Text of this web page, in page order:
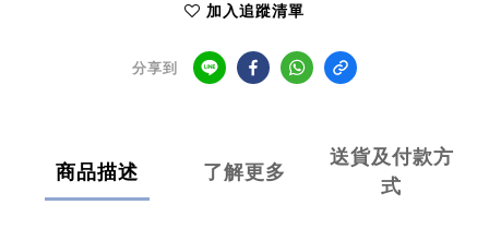
加入追蹤清單
分享到
商品描述 了解更多
送貨及付款方
式